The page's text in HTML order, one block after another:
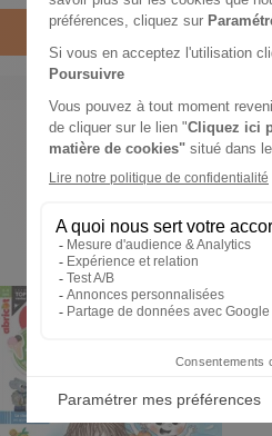
Ajouter au panier